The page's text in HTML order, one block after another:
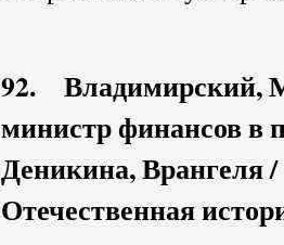
92. Владимирский,
министр финансов в
Деникина, Врангеля
Отечественная